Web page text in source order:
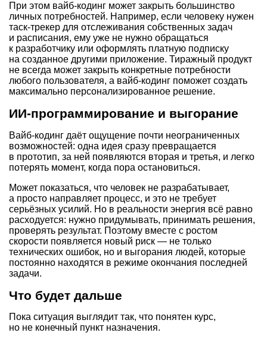
При этом вайб-кодинг может закрыть большинство
личных потребностей. Например, если человеку нужен
таск-трекер для отслеживания собственных задач
и расписания, ему уже не нужно обращаться
к разработчику или оформлять платную подписку
на созданное другими приложение. Тиражный продукт
не всегда может закрыть конкретные потребности
любого пользователя, а вайб-кодинг поможет создать
максимально персонализированное решение.
ИИ-программирование и выгорание
Вайб-кодинг даёт ощущение почти неограниченных
возможностей: одна идея сразу превращается
в прототип, за ней появляются вторая и третья, и легко
потерять момент, когда пора остановиться.
Может показаться, что человек не разрабатывает,
а просто направляет процесс, и это не требует
серьёзных усилий. Но в реальности энергия всё равно
расходуется: нужно придумывать, принимать решения,
проверять результат. Поэтому вместе с ростом
скорости появляется новый риск — не только
технических ошибок, но и выгорания людей, которые
постоянно находятся в режиме окончания последней
задачи.
Что будет дальше
Пока ситуация выглядит так, что понятен курс,
но не конечный пункт назначения.